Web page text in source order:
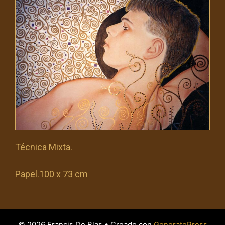
Técnica Mixta.
Papel.100 x 73 cm